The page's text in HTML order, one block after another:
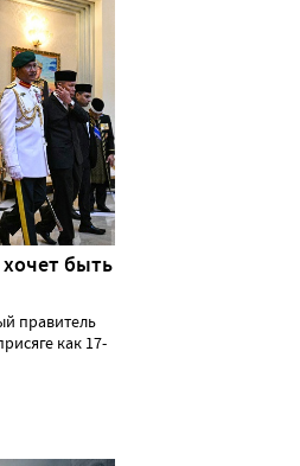
быть
правитель
как 17-